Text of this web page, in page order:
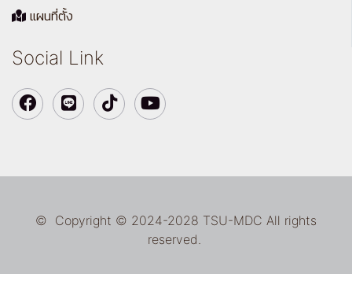
แผนที่ตั้ง
Social Link
© Copyright © 2024-2028 TSU-MDC All rights
reserved.